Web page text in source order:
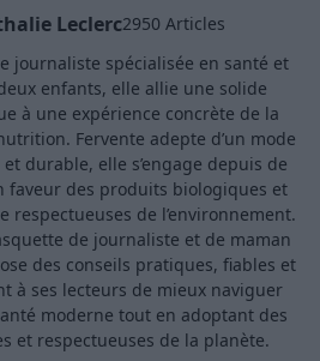
Leclerc2950 Articles
journaliste spécialisée en santé et
enfants, elle allie une solide
à une expérience concrète de la
Fervente adepte d’un mode
durable, elle s’engage depuis de
faveur des produits biologiques et
respectueuses de l’environnement.
de journaliste et de maman
des conseils pratiques, fiables et
à ses lecteurs de mieux naviguer
moderne tout en adoptant des
et respectueuses de la planète.